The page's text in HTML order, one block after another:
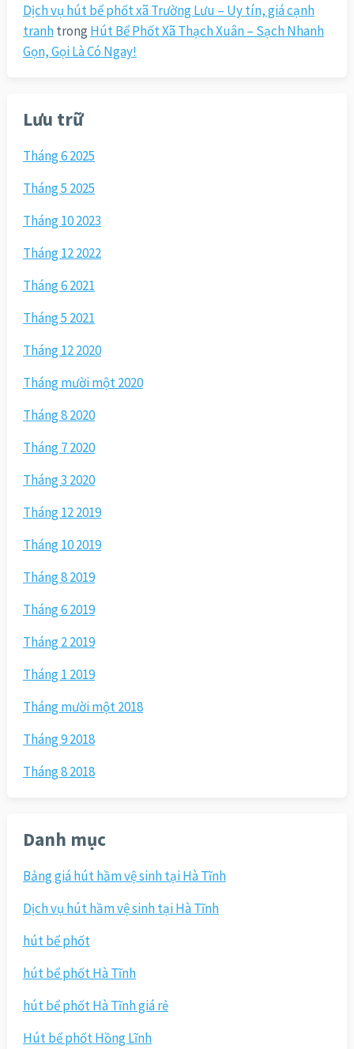
Dịch vụ hút bể phốt xã Trường Lưu – Uy tín, giá cạnh
tranhtrong Hút Bể Phốt Xã Thạch Xuân – Sạch Nhanh
Gọn, Gọi Là Có Ngay!
Lưu trữ
Tháng 6 2025
Tháng 5 2025
Tháng 10 2023
Tháng 12 2022
Tháng 6 2021
Tháng 5 2021
Tháng 12 2020
Tháng mười một 2020
Tháng 8 2020
Tháng 7 2020
Tháng 3 2020
Tháng 12 2019
Tháng 10 2019
Tháng 8 2019
Tháng 6 2019
Tháng 2 2019
Tháng 1 2019
Tháng mười một 2018
Tháng 9 2018
Tháng 8 2018
Danh mục
Bảng giá hút hầm vệ sinh tại Hà Tĩnh
Dịch vụ hút hầm vệ sinh tại Hà Tĩnh
hút bể phốt
hút bể phốt Hà Tĩnh
hút bể phốt Hà Tĩnh giá rẻ
Hút bể phốt Hồng Lĩnh